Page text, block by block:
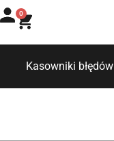
0
Kasowniki błędów